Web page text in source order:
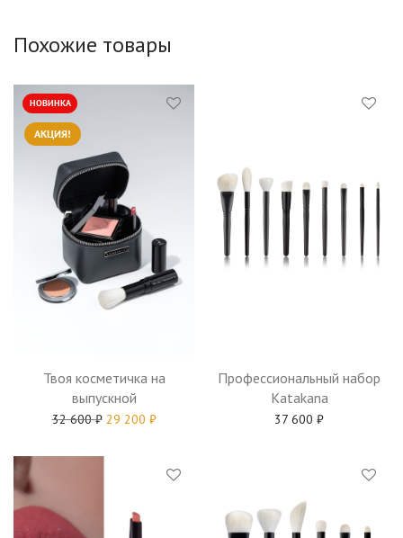
Похожие товары
АКЦИЯ!
НОВИНКА
Твоя косметичка на
выпускной
32 600₽ 29 200 ₽
Профессиональный набор
Katakana
37 600 ₽